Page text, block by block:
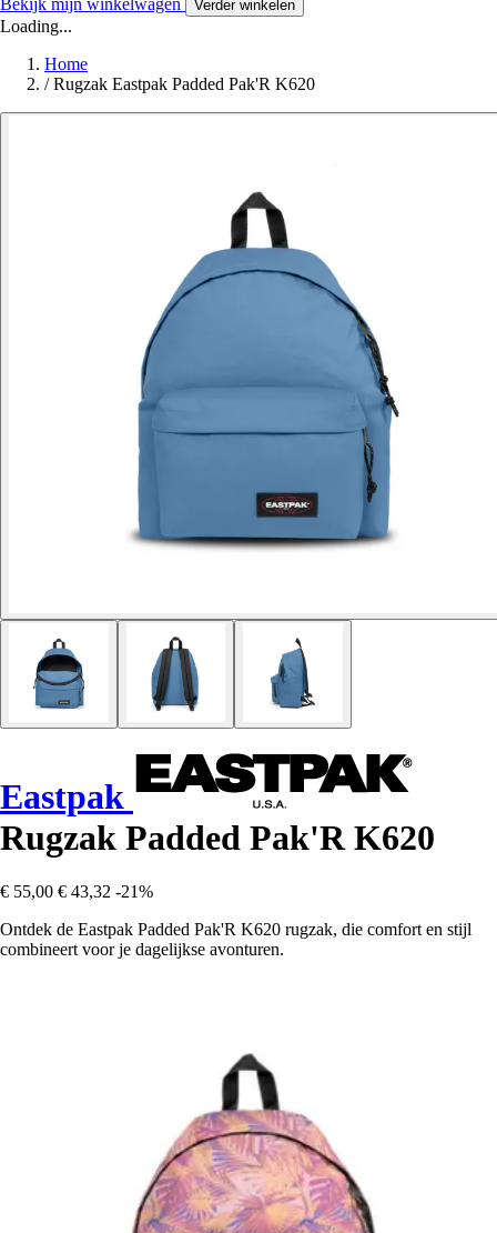
Verder winkelen
Loading...
Home
/ Rugzak Eastpak Padded Pak'R K620
Eastpak
Rugzak Padded Pak'R K620
€ 55,00 € 43,32 -21%
Ontdek de Eastpak Padded Pak'R K620 rugzak, die comfort en stijl
combineert voor je dagelijkse avonturen.